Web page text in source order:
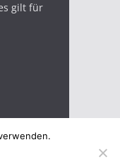
gilt für